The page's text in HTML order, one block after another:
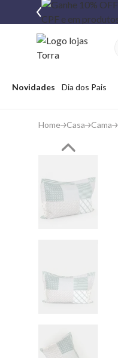
Abrir menu
Novidades Dia dos Pais
fechar menu
fechar menu
favoritos
Home Casa Cama